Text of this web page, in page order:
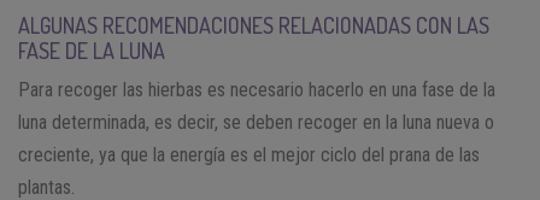
ALGUNAS RECOMENDACIONES RELACIONADAS CON LAS
FASE DE LA LUNA
Para recoger las hierbas es necesario hacerlo en una fase de la
luna determinada, es decir, se deben recoger en la luna nueva o
creciente, ya que la energía es el mejor ciclo del prana de las
plantas.